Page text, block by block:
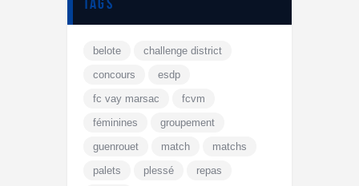
belote
challenge district
concours
esdp
fc vay marsac
fcvm
féminines
groupement
guenrouet
match
matchs
palets
plessé
repas